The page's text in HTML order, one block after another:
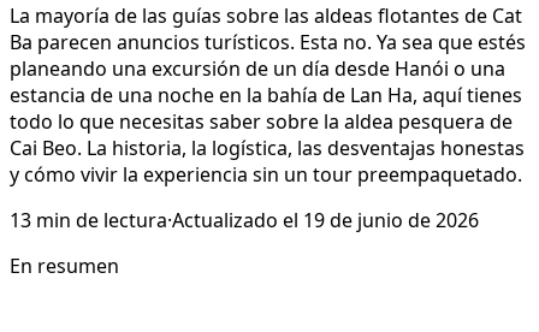
La mayoría de las guías sobre las aldeas flotantes de Cat
Ba parecen anuncios turísticos. Esta no. Ya sea que estés
planeando una excursión de un día desde Hanói o una
estancia de una noche en la bahía de Lan Ha, aquí tienes
todo lo que necesitas saber sobre la aldea pesquera de
Cai Beo. La historia, la logística, las desventajas honestas
y cómo vivir la experiencia sin un tour preempaquetado.
13 min de lectura·Actualizado el 19 de junio de 2026
En resumen